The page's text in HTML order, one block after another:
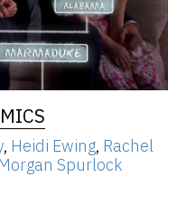
, Heidi Ewing, Rachel
Spurlock